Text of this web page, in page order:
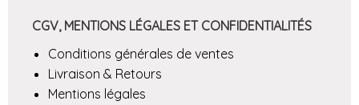
CGV, MENTIONS LÉGALES ET CONFIDENTIALITÉS
Conditions générales de ventes
Livraison & Retours
Mentions légales